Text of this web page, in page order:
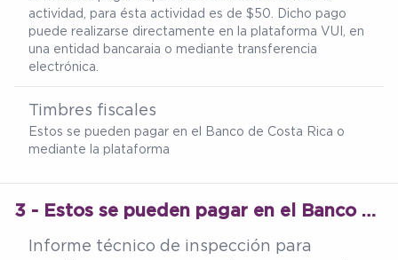
actividad, para ésta actividad es de $50. Dicho pago
puede realizarse directamente en la plataforma VUI, en
una entidad bancaraia o mediante transferencia
electrónica.
Timbres fiscales
Estos se pueden pagar en el Banco de Costa Rica o
mediante la plataforma
3 - Estos se pueden pagar en el Banco de Costa Rica o mediante la plataforma
Informe técnico de inspección para